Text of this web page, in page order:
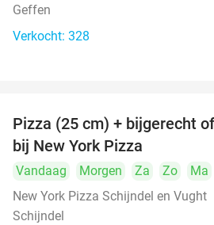
Geffen
Verkocht: 328
Pizza (25 cm) + bijgerecht
bij New York Pizza
Vandaag Morgen Za Zo Ma
New York Pizza Schijndel en Vught
Schijndel